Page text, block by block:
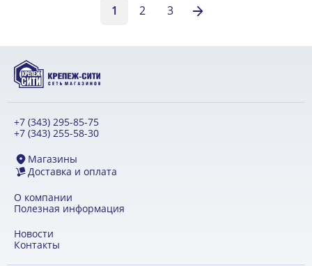
1 2 3
+7 (343) 295-85-75
+7 (343) 255-58-30
Магазины
Доставка и оплата
О компании
Полезная информация
Новости
Контакты